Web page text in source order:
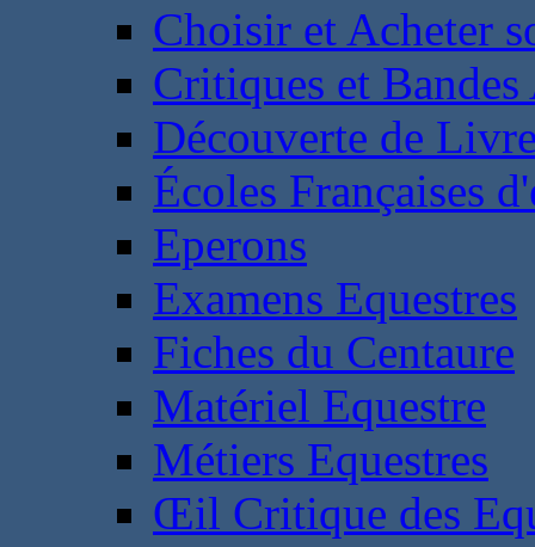
Choisir et Acheter
Critiques et
Découverte de
Écoles Françaises
Eperons
Examens Equestres
Fiches du Centaure
Matériel Equestre
Métiers Equestres
Œil Critique des